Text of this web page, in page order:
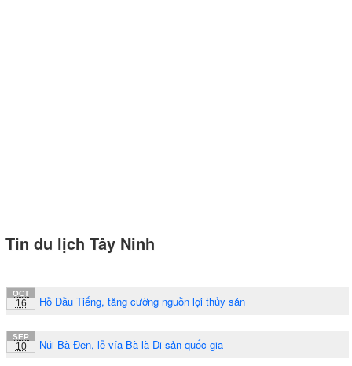
Tin du lịch Tây Ninh
OCT
16 Hồ Dầu Tiếng, tăng cường nguồn lợi thủy sản
SEP
10 Núi Bà Đen, lễ vía Bà là Di sản quốc gia